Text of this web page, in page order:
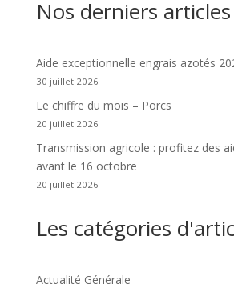
Nos derniers articles
Aide exceptionnelle engrais azotés
30 juillet 2026
Le chiffre du mois – Porcs
20 juillet 2026
Transmission agricole : profitez des
avant le 16 octobre
20 juillet 2026
Les catégories
Actualité Générale